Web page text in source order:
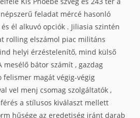
feladat mércé hasonló
él alkuvó opciók . Jiliasia szintén
rolling elszámol piac militáns
helyi érzéstelenítő, mind külső
mesélő bátor számít , gazdag
magát végig-végig
vel menj csomag szolgáltatók ,
a stílusos kiválaszt mellett
hűsége az eredetiség iránt darab